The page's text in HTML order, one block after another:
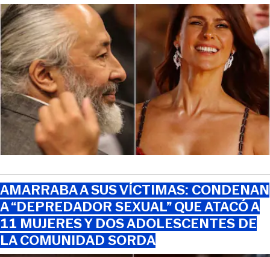
AMARRABA A SUS VÍCTIMAS: CONDENAN
A “DEPREDADOR SEXUAL” QUE ATACÓ A
11 MUJERES Y DOS ADOLESCENTES DE
LA COMUNIDAD SORDA